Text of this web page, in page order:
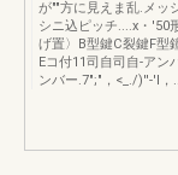
が""方に見えま乱.メッ
シニ込ピッチ....x・'50
げ置〉B型鍵C裂鍵F型
Eコ付11司自司自-アン
ンバー.7";"，<_./)''-'l